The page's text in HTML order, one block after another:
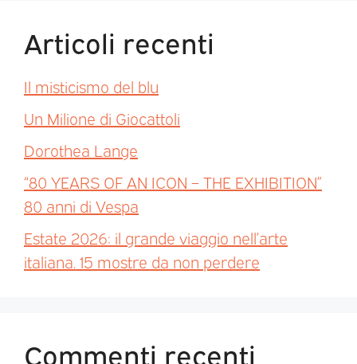
Articoli recenti
Il misticismo del blu
Un Milione di Giocattoli
Dorothea Lange
“80 YEARS OF AN ICON – THE EXHIBITION”
80 anni di Vespa
Estate 2026: il grande viaggio nell’arte
italiana. 15 mostre da non perdere
Commenti recenti